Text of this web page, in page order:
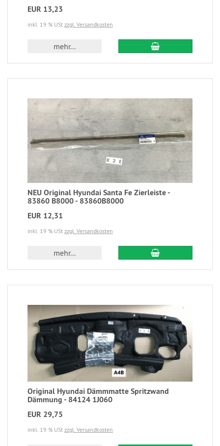
EUR 13,23
inkl. 19 % USt zzgl. Versandkosten
mehr...
NEU Original Hyundai Santa Fe Zierleiste -
83860 B8000 - 83860B8000
EUR 12,31
inkl. 19 % USt zzgl. Versandkosten
mehr...
Original Hyundai Dämmmatte Spritzwand
Dämmung - 84124 1J060
EUR 29,75
inkl. 19 % USt zzgl. Versandkosten